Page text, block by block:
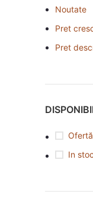
Noutate
Pret
Pret
Ofertă
In stoc